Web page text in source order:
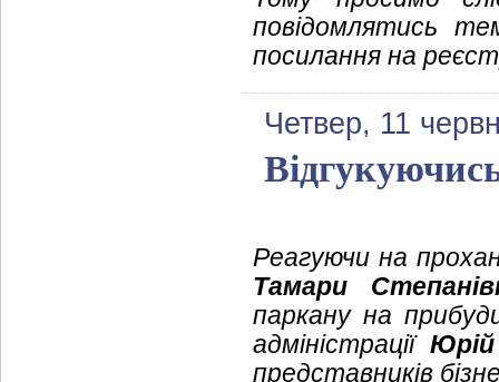
повідомлятись
посилання на
Четвер, 11
Реагуючи на
Тамари
паркану на
адміністрації
представників